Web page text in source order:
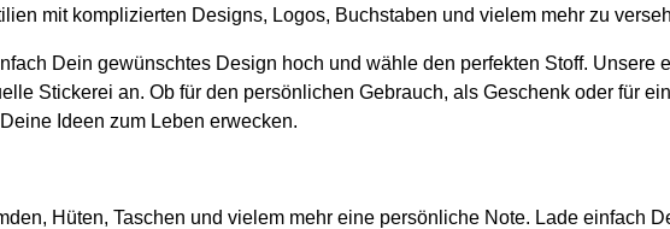
mit komplizierten Designs, Logos, Buchstaben und vielem mehr zu
Dein gewünschtes Design hoch und wähle den perfekten Stoff. Unsere
Stickerei an. Ob für den persönlichen Gebrauch, als Geschenk oder für
Ideen zum Leben erwecken.
Hüten, Taschen und vielem mehr eine persönliche Note. Lade einfach